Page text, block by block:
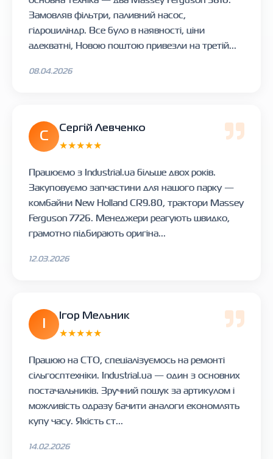
Замовляв фільтри, паливний насос,
гідроциліндр. Все було в наявності, ціни
адекватні, Новою поштою привезли на третій...
08.04.2026
С
Сергій Левченко
★★★★★
Працюємо з Industrial.ua більше двох років.
Закуповуємо запчастини для нашого парку —
комбайни New Holland CR9.80, трактори Massey
Ferguson 7726. Менеджери реагують швидко,
грамотно підбирають оригіна...
12.03.2026
Ігор Мельник
★★★★★
Працюю на СТО, спеціалізуємось на ремонті
сільгосптехніки. Industrial.ua — один з основних
постачальників. Зручний пошук за артикулом і
можливість одразу бачити аналоги економлять
купу часу. Якість ст...
14.02.2026